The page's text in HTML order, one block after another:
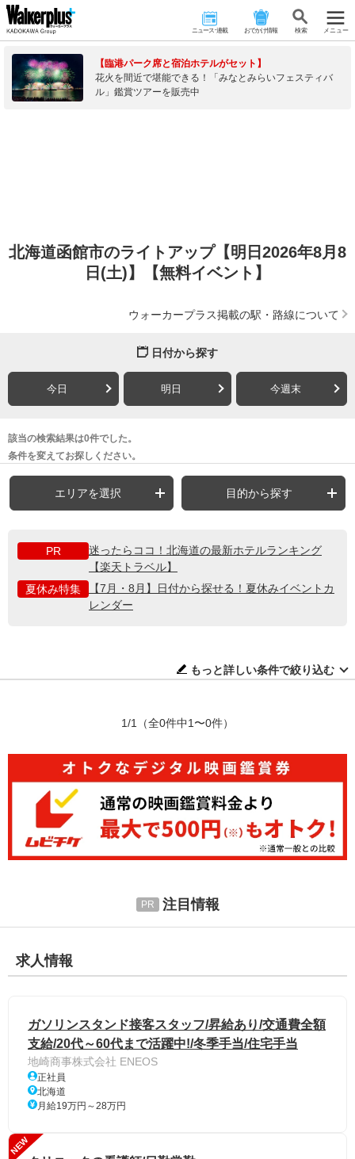
ニュース･連載 おでかけ情報 検 索 メニュー
【臨港パーク席と宿泊ホテルがセット】
花火を間近で堪能できる！「みなとみらいフェスティバ
ル」鑑賞ツアーを販売中
北海道函館市のライトアップ【明日2026年8月8
日(土)】【無料イベント】
ウォーカープラス掲載の駅・路線について
日付から探す
今日 明日 今週末
該当の検索結果は0件でした。
条件を変えてお探しください。
エリアを選択 目的から探す
PR
迷ったらココ！北海道の最新ホテルランキング
【楽天トラベル】
夏休み特集
【7月・8月】日付から探せる！夏休みイベントカ
レンダー
もっと詳しい条件で絞り込む
1/1 （全0件中1〜0件）
注目情報
求人情報
ガソリンスタンド接客スタッフ/昇給あり/交通費全額
支給/20代～60代まで活躍中!/冬季手当/住宅手当
地崎商事株式会社 ENEOS
正社員
北海道
月給19万円～28万円
NEW